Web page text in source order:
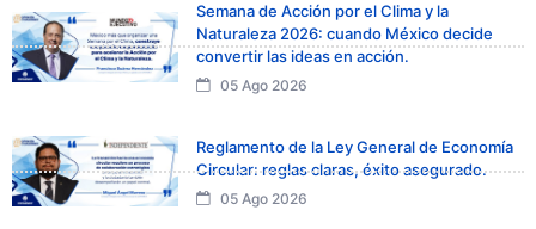
Semana de Acción por el Clima y la
Naturaleza 2026: cuando México decide
convertir las ideas en acción.
05 Ago 2026
Reglamento de la Ley General de Economía
Circular: reglas claras, éxito asegurado.
05 Ago 2026